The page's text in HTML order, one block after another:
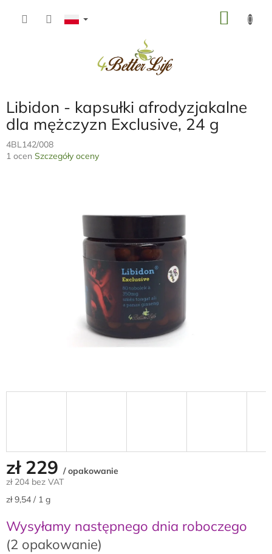
Libidon - kapsułki afrodyzjakalne
dla mężczyzn Exclusive, 24 g
4BL142/008
Średnia
1 ocen Szczegóły oceny
zł 229 / opakowanie
zł 204 bez VAT
Cena
zł 9,54 / 1 g
Wysyłamy następnego dnia roboczego
(2 opakowanie)